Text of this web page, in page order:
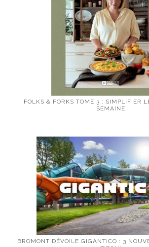
FOLKS & FORKS TOME 3 : SIMPLIFIER
SEMAINE
BROMONT DÉVOILE GIGANTICO : 3